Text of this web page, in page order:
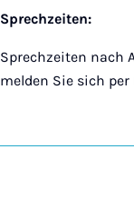
Sprechzeiten:
Sprechzeiten nach
melden Sie sich per